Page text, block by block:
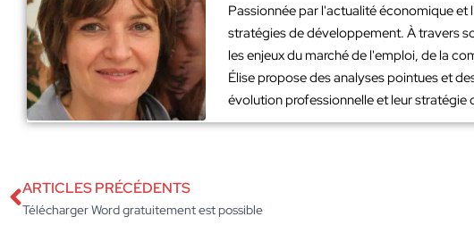
Passionnée par l'actualité économique et
stratégies de développement. À travers
les enjeux du marché de l'emploi, de la
Élise propose des analyses pointues et
évolution professionnelle et leur stratégie
ARTICLES PRÉCÉDENTS
Télécharger Word gratuitement est possible